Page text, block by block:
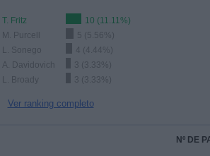
T. Fritz
10 (11.11%)
M. Purcell
5 (5.56%)
L. Sonego
4 (4.44%)
A. Davidovich
3 (3.33%)
L. Broady
3 (3.33%)
Ver ranking completo
Nº DE